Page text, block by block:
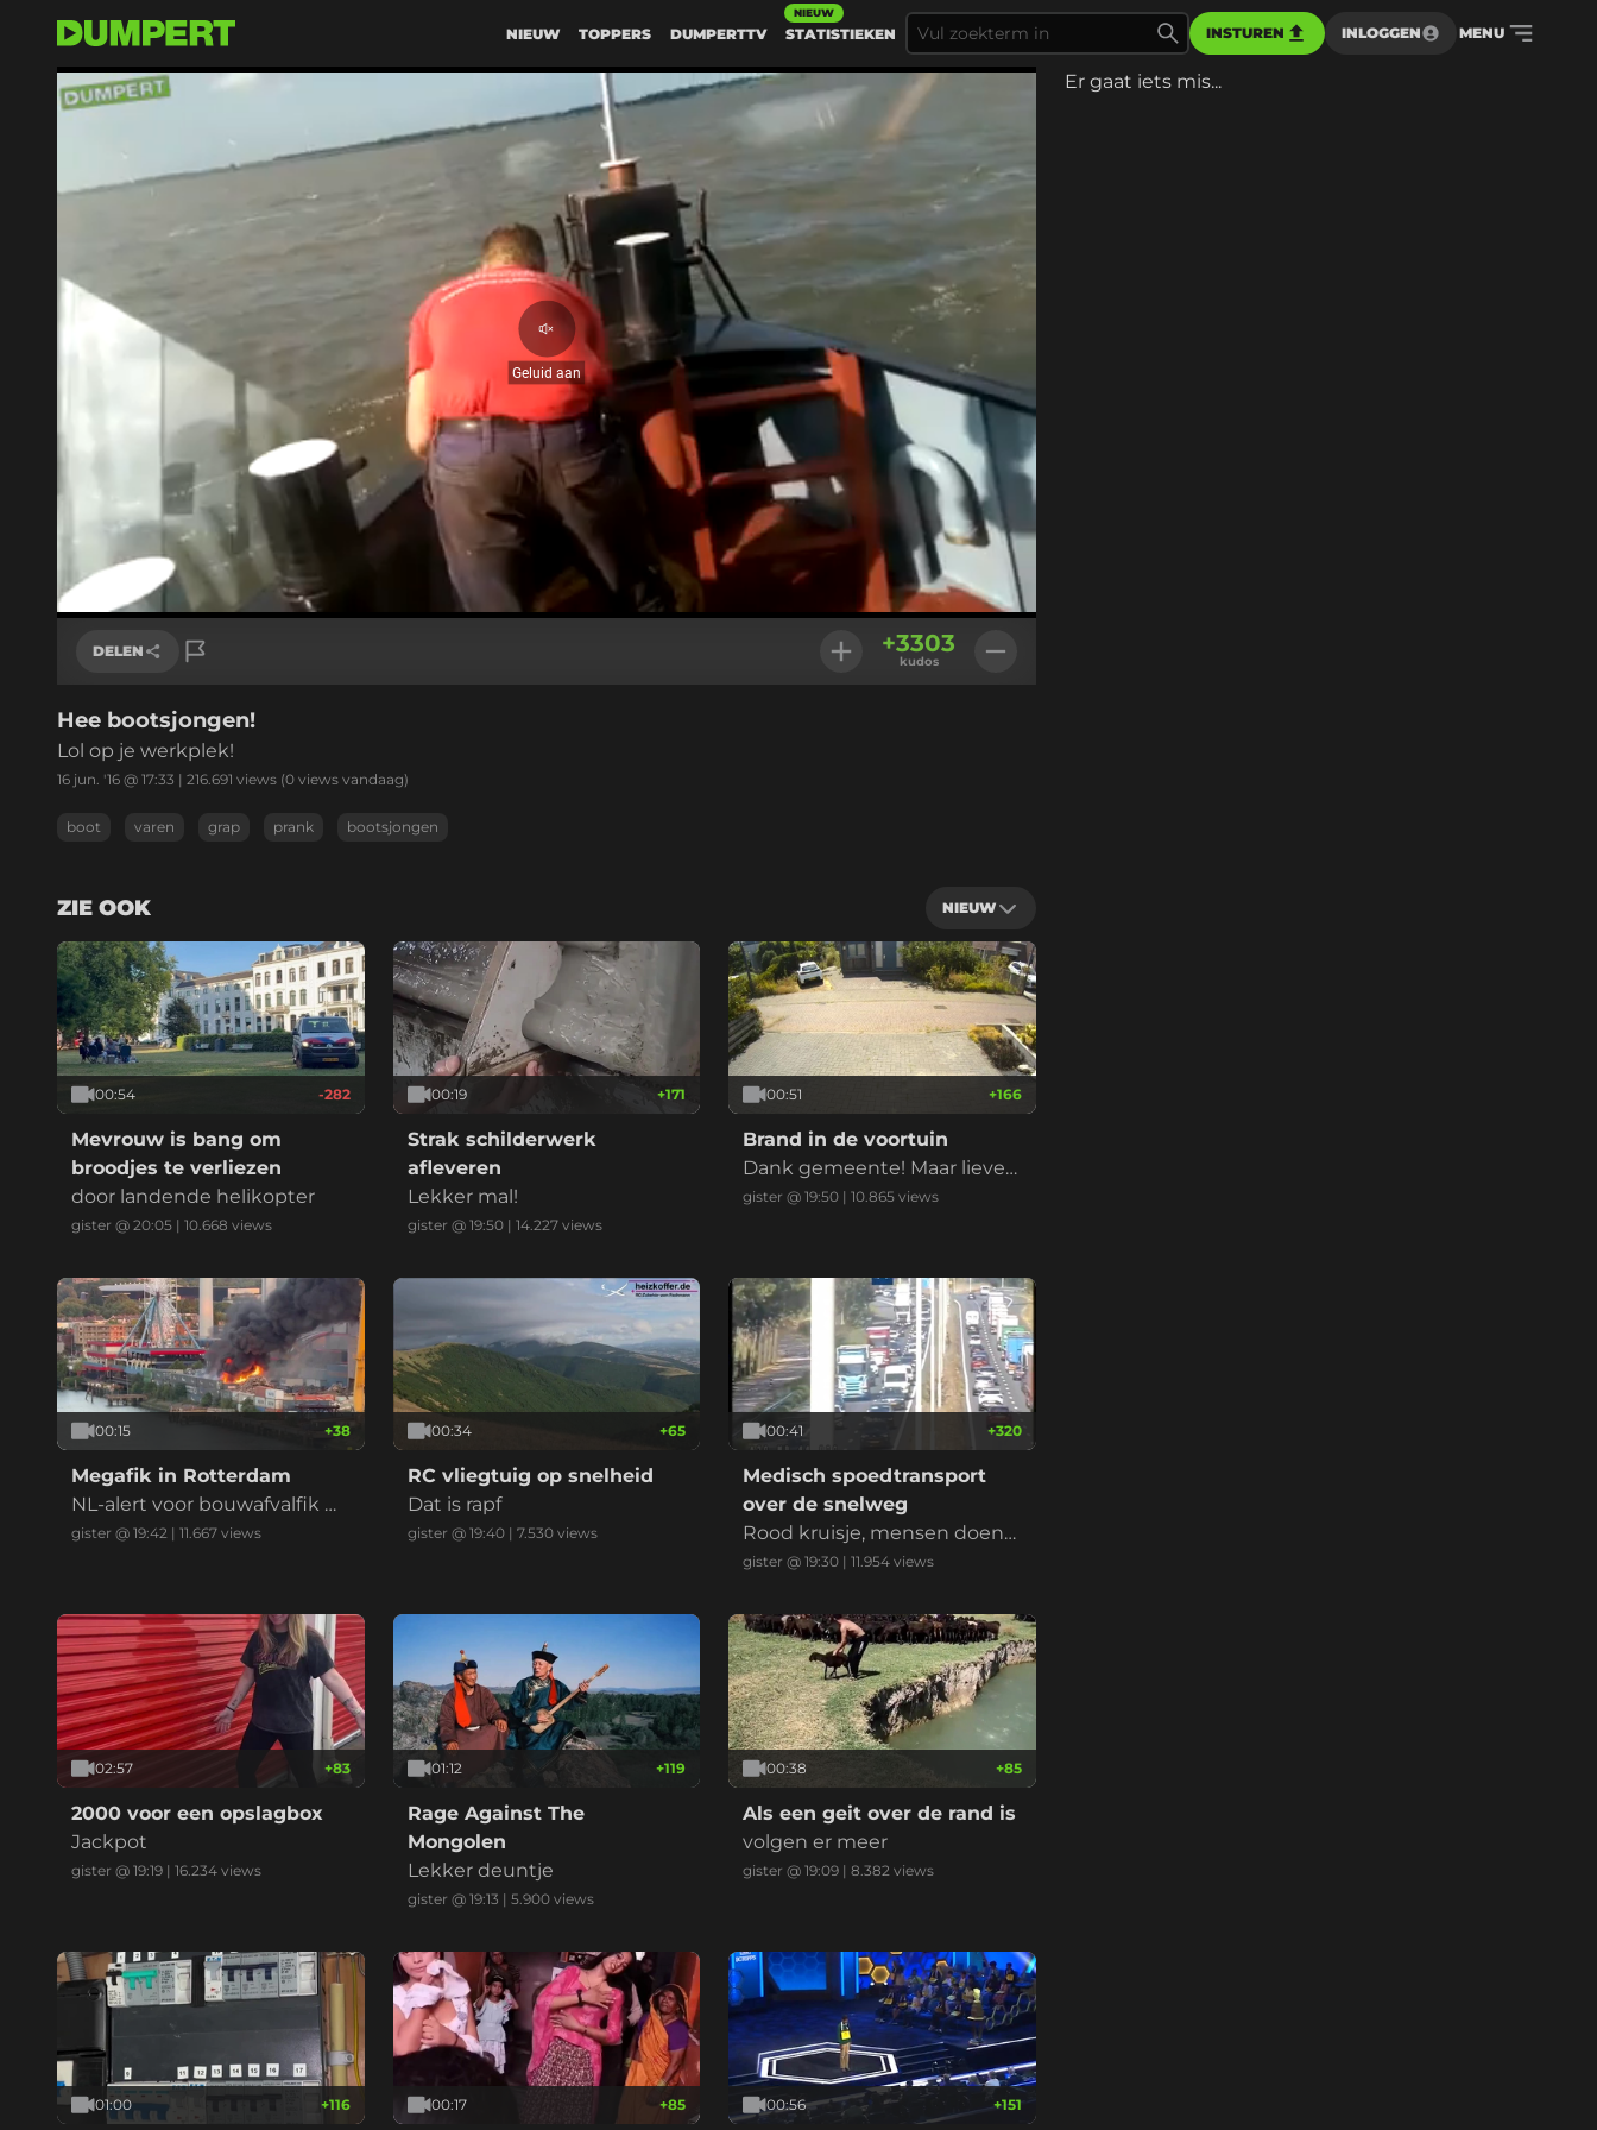
NIEUW TOPPERS DUMPERTTV STATISTIEKEN
NIEUW
INSTUREN INLOGGEN MENU
Er gaat iets mis...
Geluid
aan
Geluid aan
Geladen :
100.00%
DELEN
Link kopiëren
+3303
kudos
Hee bootsjongen!
Lol op je werkplek!
16 jun. '16 @ 17:33 | 216.691 views (0 views vandaag)
boot varen grap prank bootsjongen
ZIE OOK NIEUW
00:54 -282
Mevrouw is bang om
broodjes te verliezen
door landende helikopter
gister @ 20:05 | 10.668 views
00:19 +171
Strak schilderwerk
afleveren
Lekker mal!
gister @ 19:50| 14.227views
00:51 +166
Brand in de voortuin
Dank gemeente! Maar liever
niet nu met de droogte
gister @ 19:50 |10.865 views
00:15 +38
Megafik in Rotterdam
NL-alert voor bouwafvalfik m
et zwarte reauk bij recycling
gister @ 19:42 | 11.667 views
00:34 +65
RC vliegtuig op snelheid
Dat is rapf
gister @ 19:40| 7.530views
00:41 +320
Medisch spoedtransport
over de snelweg
Rood kruisje, mensen doen
normaal, ambu erlangs, klaar
gister @ 19:30 |11.954 views
02:57 +83
2000 voor een opslagbox
Jackpot
gister @ 19:19 | 16.234 views
01:12 +119
Rage Against The
Mongolen
Lekker deuntje
gister @ 19:13 | 5.900views
00:38 +85
Als een geit over de rand is
volgen er meer
gister @ 19:09 |8.382 views
01:00 +116 00:17 +85 00:56 +151